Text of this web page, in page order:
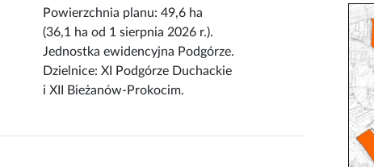
Powierzchnia planu: 49,6 ha
(36,1 ha od 1 sierpnia 2026 r.).
Jednostka ewidencyjna Podgórze.
Dzielnice: XI Podgórze Duchackie
i XII Bieżanów-Prokocim.